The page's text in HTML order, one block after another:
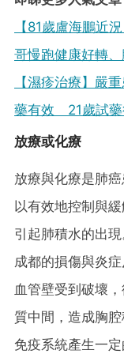
【81歲盧海鵬近
哥慢跑健康好轉
【濕疹治療】嚴
藥有效 21歲試藥
放療或化療
放療與化療是肺
以有效地控制與
引起肺積水的出
成都的損傷與炎
血管壁受到破壞
質中間，造成胸
免疫系統產生一